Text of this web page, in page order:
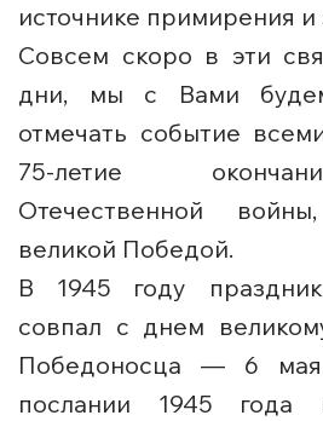
источнике примирения и
Совсем скоро в эти
дни, мы с Вами будем
отмечать событие
75-летие
Отечественной
великой Победой.
В 1945 году
совпал с днем
Победоносца — 6
послании 1945 года